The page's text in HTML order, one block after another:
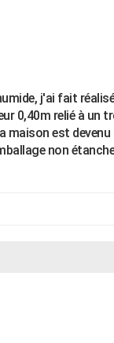
j'ai fait
0,40m relié à un
maison est devenu
non